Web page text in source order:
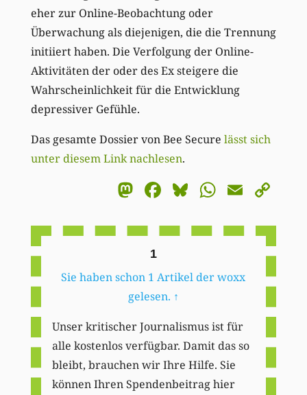
eher zur Online-Beobachtung oder
Überwachung als diejenigen, die die Trennung
initiiert haben. Die Verfolgung der Online-
Aktivitäten der oder des Ex steigere die
Wahrscheinlichkeit für die Entwicklung
depressiver Gefühle.
Das gesamte Dossier von Bee Secure lässt sich
unter diesem Link nachlesen.
Mastodon
Facebook
BlueskyEmail
1
Sie haben schon 1 Artikel der woxx
gelesen. ↑
Unser kritischer Journalismus ist für
alle kostenlos verfügbar. Damit das so
bleibt, brauchen wir Ihre Hilfe. Sie
können Ihren Spendenbeitrag hier